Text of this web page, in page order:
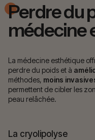
Perdre du
médecine
La médecine esthétique
perdre du poids et à
méthodes, moins
permettent de cibler les
peau relâchée.
La cryolipolyse